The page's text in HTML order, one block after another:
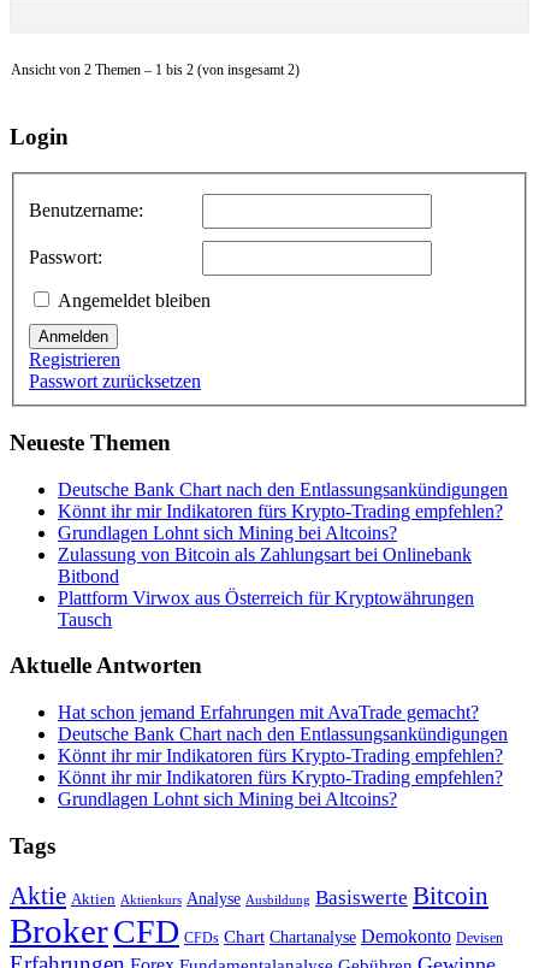
Ansicht von 2 Themen – 1 bis 2 (von insgesamt 2)
Login
Benutzername:
Passwort:
Angemeldet bleiben
Anmelden
Registrieren
Passwort zurücksetzen
Neueste Themen
Deutsche Bank Chart nach den Entlassungsankündigungen
Könnt ihr mir Indikatoren fürs Krypto-Trading empfehlen?
Grundlagen Lohnt sich Mining bei Altcoins?
Zulassung von Bitcoin als Zahlungsart bei Onlinebank
Bitbond
Plattform Virwox aus Österreich für Kryptowährungen
Tausch
Aktuelle Antworten
Hat schon jemand Erfahrungen mit AvaTrade gemacht?
Deutsche Bank Chart nach den Entlassungsankündigungen
Könnt ihr mir Indikatoren fürs Krypto-Trading empfehlen?
Könnt ihr mir Indikatoren fürs Krypto-Trading empfehlen?
Grundlagen Lohnt sich Mining bei Altcoins?
Tags
Aktie Aktien Aktienkurs Analyse Ausbildung Basiswerte Bitcoin
BrokerCFD CFDs Chart Chartanalyse Demokonto Devisen